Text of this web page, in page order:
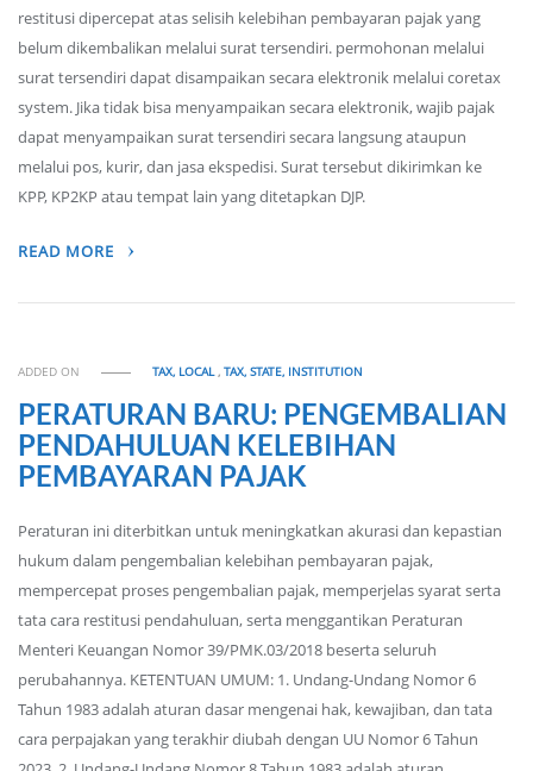
restitusi dipercepat atas selisih kelebihan pembayaran pajak yang
belum dikembalikan melalui surat tersendiri. permohonan melalui
surat tersendiri dapat disampaikan secara elektronik melalui coretax
system. Jika tidak bisa menyampaikan secara elektronik, wajib pajak
dapat menyampaikan surat tersendiri secara langsung ataupun
melalui pos, kurir, dan jasa ekspedisi. Surat tersebut dikirimkan ke
KPP, KP2KP atau tempat lain yang ditetapkan DJP.
READ MORE
ADDED ON TAX, LOCAL,TAX, STATE, INSTITUTION
PERATURAN BARU: PENGEMBALIAN
PENDAHULUAN KELEBIHAN
PEMBAYARAN PAJAK
Peraturan ini diterbitkan untuk meningkatkan akurasi dan kepastian
hukum dalam pengembalian kelebihan pembayaran pajak,
mempercepat proses pengembalian pajak, memperjelas syarat serta
tata cara restitusi pendahuluan, serta menggantikan Peraturan
Menteri Keuangan Nomor 39/PMK.03/2018 beserta seluruh
perubahannya. KETENTUAN UMUM: 1. Undang-Undang Nomor 6
Tahun 1983 adalah aturan dasar mengenai hak, kewajiban, dan tata
cara perpajakan yang terakhir diubah dengan UU Nomor 6 Tahun